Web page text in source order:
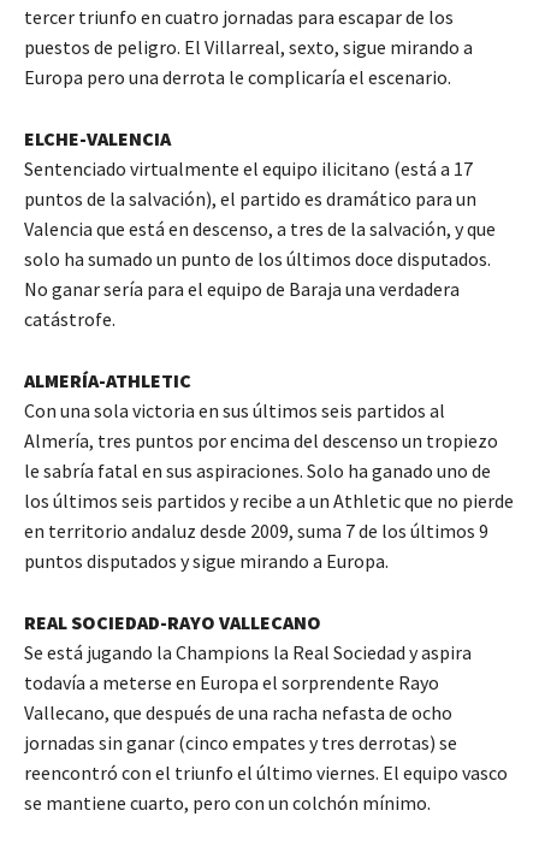
tercer triunfo en cuatro jornadas para escapar de los
puestos de peligro. El Villarreal, sexto, sigue mirando a
Europa pero una derrota le complicaría el escenario.
ELCHE-VALENCIA
Sentenciado virtualmente el equipo ilicitano (está a 17
puntos de la salvación), el partido es dramático para un
Valencia que está en descenso, a tres de la salvación, y que
solo ha sumado un punto de los últimos doce disputados.
No ganar sería para el equipo de Baraja una verdadera
catástrofe.
ALMERÍA-ATHLETIC
Con una sola victoria en sus últimos seis partidos al
Almería, tres puntos por encima del descenso un tropiezo
le sabría fatal en sus aspiraciones. Solo ha ganado uno de
los últimos seis partidos y recibe a un Athletic que no pierde
en territorio andaluz desde 2009, suma 7 de los últimos 9
puntos disputados y sigue mirando a Europa.
REAL SOCIEDAD-RAYO VALLECANO
Se está jugando la Champions la Real Sociedad y aspira
todavía a meterse en Europa el sorprendente Rayo
Vallecano, que después de una racha nefasta de ocho
jornadas sin ganar (cinco empates y tres derrotas) se
reencontró con el triunfo el último viernes. El equipo vasco
se mantiene cuarto, pero con un colchón mínimo.